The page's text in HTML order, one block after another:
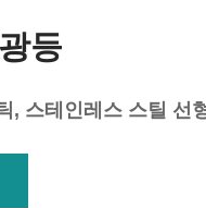
등
, 스테인레스 스틸 선